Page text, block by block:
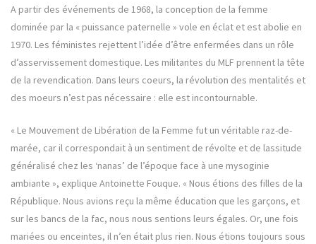
A partir des événements de 1968, la conception de la femme
dominée par la « puissance paternelle » vole en éclat et est abolie en
1970. Les féministes rejettent l’idée d’être enfermées dans un rôle
d’asservissement domestique. Les militantes du MLF prennent la tête
de la revendication. Dans leurs coeurs, la révolution des mentalités et
des moeurs n’est pas nécessaire : elle est incontournable.
« Le Mouvement de Libération de la Femme fut un véritable raz-de-
marée, car il correspondait à un sentiment de révolte et de lassitude
généralisé chez les ‘nanas’ de l’époque face à une mysoginie
ambiante », explique Antoinette Fouque. « Nous étions des filles de la
République. Nous avions reçu la même éducation que les garçons, et
sur les bancs de la fac, nous nous sentions leurs égales. Or, une fois
mariées ou enceintes, il n’en était plus rien. Nous étions toujours sous